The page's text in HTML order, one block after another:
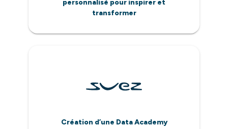
personnalisé pour inspirer et
transformer
Création d’une Data Academy